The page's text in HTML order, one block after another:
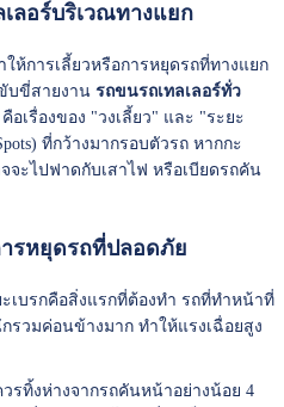
ลอร์บริเวณทางแยก
ห้การเลี้ยวหรือการหยุดรถที่ทางแยก
บขี่สายงาน รถขนรถเทลเลอร์ทั่ว
เรื่องของ "วงเลี้ยว" และ "ระยะ
ที่กว้างมากรอบตัวรถ หากกะ
จะไปฟาดกับเสาไฟ หรือเบียดรถคัน
ารหยุดรถที่ปลอดภัย
เบรกคือสิ่งแรกที่ต้องทำ รถที่ทำหน้าที่
วมค่อนข้างมาก ทำให้แรงเฉื่อยสูง
รทิ้งห่างจากรถคันหน้าอย่างน้อย 4